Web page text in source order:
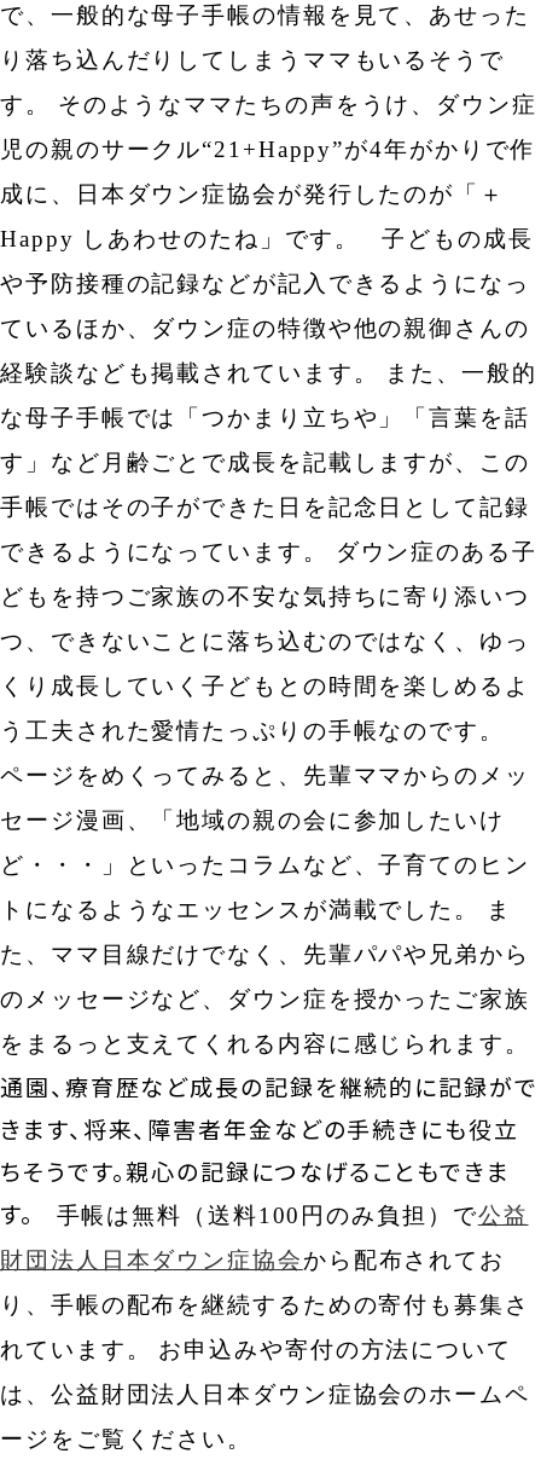
で、一般的な母子手帳の情報を見て、あせった
り落ち込んだりしてしまうママもいるそうで
す。
そのようなママたちの声をうけ、ダウン症
児の親のサークル“21+Happy”が4年がかりで作
成に、日本ダウン症協会が発行したのが「＋
Happy しあわせのたね」です。
子どもの成長
や予防接種の記録などが記入できるようになっ
ているほか、ダウン症の特徴や他の親御さんの
経験談なども掲載されています。
また、一般的
な母子手帳では「つかまり立ちや」「言葉を話
す」など月齢ごとで成長を記載しますが、この
手帳ではその子ができた日を記念日として記録
できるようになっています。
ダウン症のある子
どもを持つご家族の不安な気持ちに寄り添いつ
つ、できないことに落ち込むのではなく、ゆっ
くり成長していく子どもとの時間を楽しめるよ
う工夫された愛情たっぷりの手帳なのです。
ページをめくってみると、先輩ママからのメッ
セージ漫画、「地域の親の会に参加したいけ
ど・・・」といったコラムなど、子育てのヒン
トになるようなエッセンスが満載でした。
ま
た、ママ目線だけでなく、先輩パパや兄弟から
のメッセージなど、ダウン症を授かったご家族
をまるっと支えてくれる内容に感じられます。
通園、療育歴など成長の記録を継続的に記録がで
きます、将来、障害者年金などの手続きにも役立
ちそうです。親心の記録につなげることもできま
す。
手帳は無料（送料100円のみ負担）で公益
財団法人日本ダウン症協会から配布されてお
り、手帳の配布を継続するための寄付も募集さ
れています。
お申込みや寄付の方法について
は、公益財団法人日本ダウン症協会のホームペ
ージをご覧ください。